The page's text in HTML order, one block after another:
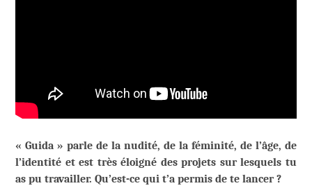
« Guida » parle de la nudité, de la féminité, de l’âge, de
l’identité et est très éloigné des projets sur lesquels tu
as pu travailler. Qu’est-ce qui t’a permis de te lancer ?